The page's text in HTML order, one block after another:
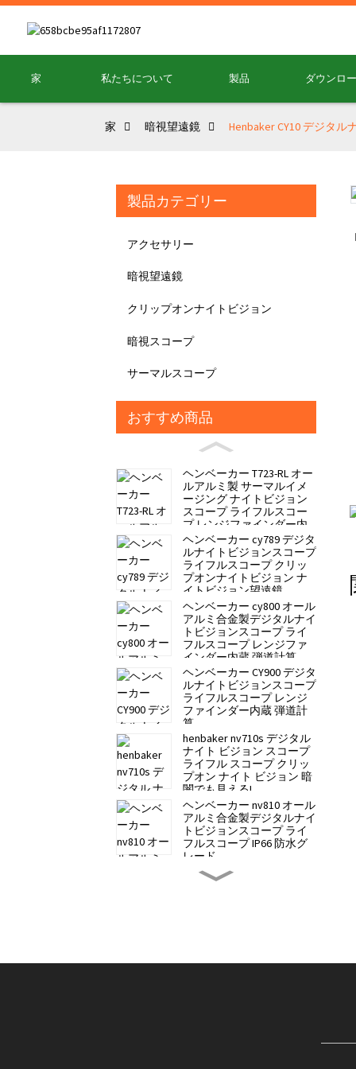
家 私たちについて 製品 ダウンロ
家 暗視望遠鏡 Henbaker CY10 デジタ
製品カテゴリー
アクセサリー
暗視望遠鏡
クリップオンナイトビジョン
暗視スコープ
サーマルスコープ
おすすめ商品
ヘンベーカー T723-RL オー
ルアルミ製 サーマルイメ
ージング ナイトビジョン
スコープ ライフルスコー
プ レンジファインダー内
蔵 弾道計算
ヘンベーカー cy789 デジタ
ルナイトビジョンスコープ
ライフルスコープ クリッ
プオンナイトビジョン ナ
イトビジョン望遠鏡
ヘンベーカー cy800 オール
アルミ合金製デジタルナイ
トビジョンスコープ ライ
フルスコープ レンジファ
インダー内蔵 弾道計算
ヘンベーカー CY900 デジタ
ルナイトビジョンスコープ
ライフルスコープ レンジ
ファインダー内蔵 弾道計
算
henbaker nv710s デジタル
ナイト ビジョン スコープ
ライフル スコープ クリッ
プオン ナイト ビジョン 暗
闇でも見える!
ヘンベーカー nv810 オール
アルミ合金製デジタルナイ
トビジョンスコープ ライ
フルスコープ IP66 防水グ
レード
ヘンベーカー NV700S デジ
タルナイトビジョンスコー
サルマウント（Henbaker
Loading...
Loading...